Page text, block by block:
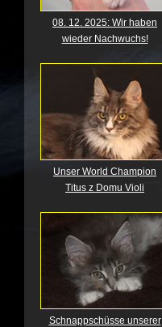
08. 12. 2025: Wir haben
wieder Nachwuchs!
Unser World Champion
Titus z Domu Violi
Schnappschüsse unserer